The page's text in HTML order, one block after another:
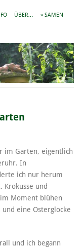
ÜBER… » SAMEN
im Garten, eigentlich
In
ich nur herum
Krokusse und
im Moment blühen
eine Osterglocke
und ich begann